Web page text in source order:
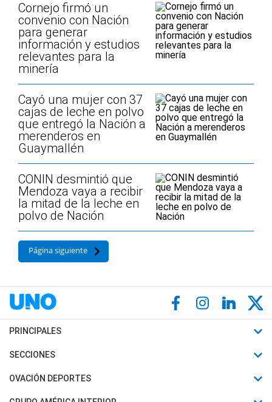
Cornejo firmó un
convenio con Nación
para generar
información y estudios
relevantes para la
minería
Cayó una mujer con 37
cajas de leche en polvo
que entregó la Nación a
merenderos en
Guaymallén
CONIN desmintió que
Mendoza vaya a recibir
la mitad de la leche en
polvo de Nación
Página siguiente
PRINCIPALES
Últimas Noticias
Política
SECCIONES
Horóscopo
Motores
OVACIÓN DEPORTES